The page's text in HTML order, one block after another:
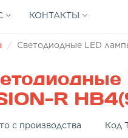
КОНТАКТЫ
Светодиодные LED
R
с производства Код